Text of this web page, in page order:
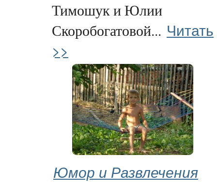
Тимошук и Юлии
Скоробогатовой... Читать
>>
Юмор и Развлечения